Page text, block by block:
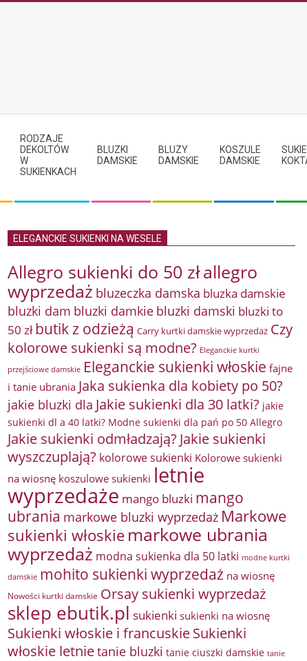
RODZAJE
DEKOLTÓW
W
SUKIENKACH
BLUZKI
DAMSKIE
BLUZY
DAMSKIE
KOSZULE
DAMSKIE
ELEGANCKIE SUKIENKI NA WESELE
Allegro sukienki do 50 złallegro
wyprzedaż bluzeczka damska bluzka damskie
bluzki dam bluzki damkie bluzki damski bluzki to
50 zł butik z odzieżą Carry kurtki damskie wyprzedaż Czy
kolorowe sukienki są modne? Eleganckie kurtki
przejściowe damskie Eleganckie sukienki włoskie fajne
i tanie ubrania Jaka sukienka dla kobiety po 50?
jakie bluzki dla Jakie sukienki dla 30 latki? jakie
sukienki dl a 40 latki? Modne sukienki dla pań po 50 Allegro
Jakie sukienki odmładzają? Jakie sukienki
wyszczuplają? kolorowe sukienki Kolorowe sukienki
na wiosnę koszulowe sukienki letnie
wyprzedaże mango bluzki mango
ubrania markowe bluzki wyprzedaż Markowe
sukienki włoskie markowe ubrania
wyprzedaż modna sukienka dla 50 latki modne kurtki
damskie mohito sukienki wyprzedaż na wiosnę
Nowości kurtki damskie Orsay sukienki wyprzedaż
sklep ebutik.pl sukienki sukienki na wiosnę
Sukienki włoskie i francuskieSukienki
włoskie letnietanie bluzki tanie ciuszki damskie tanie